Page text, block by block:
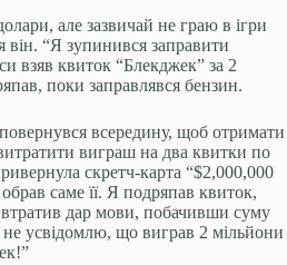
але зазвичай не граю в ігри
він. “Я зупинився заправити
взяв квиток “Блекджек” за 2
поки заправлявся бензин.
всередину, щоб отримати
виграш на два квитки по
скретч-карта “$2,000,000
саме її. Я подряпав квиток,
дар мови, побачивши суму
усвідомлю, що виграв 2 мільйони